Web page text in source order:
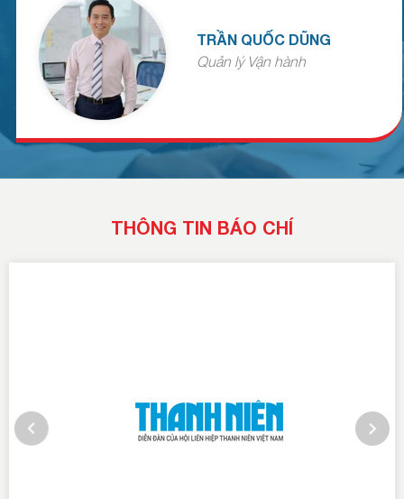
TRẦN QUỐC DŨNG
Quản lý Vận hành
THÔNG TIN BÁO CHÍ